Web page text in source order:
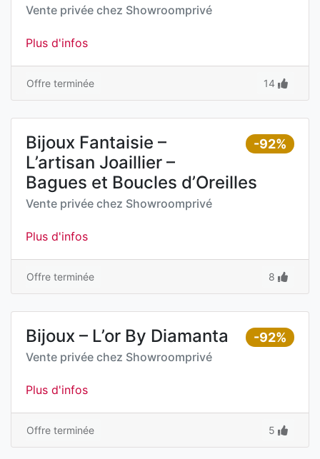
Vente privée chez Showroomprivé
Plus d'infos
Offre terminée 14
-92%
Bijoux Fantaisie –
L’artisan Joaillier –
Bagues et Boucles d’Oreilles
Vente privée chez Showroomprivé
Plus d'infos
Offre terminée 8
-92%
Bijoux – L’or By Diamanta
Vente privée chez Showroomprivé
Plus d'infos
Offre terminée 5